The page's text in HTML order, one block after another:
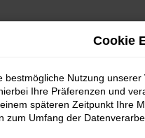
Cookie
bestmögliche Nutzung
Ihre Präferenzen und
späteren Zeitpunkt Ihre
zum Umfang der